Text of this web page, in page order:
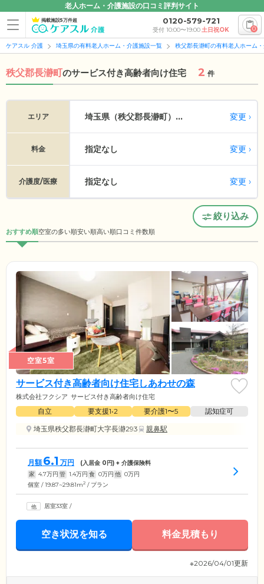
老人ホーム・介護施設の口コミ評判サイト
掲載施設5万件超 0120-579-721
受付 10:00〜19:00土日祝OK 0
ケアスル 介護 埼玉県の有料老人ホーム・介護施設一覧 秩父郡長瀞町の有料老人ホーム
秩父郡長瀞町のサービス付き高齢者向け住宅 2 件
エリア 埼玉県（秩父郡長瀞町）... 変更
料金 指定なし 変更
介護度/医療 指定なし 変更
絞り込み
おすすめ順空室の多い順安い順高い順口コミ件数順
空室5室
サービス付き高齢者向け住宅しあわせの森
株式会社フクシア サービス付き高齢者向け住宅
自立 要支援1•2 要介護1〜5
認知症可
埼玉県秩父郡長瀞町大字長瀞293
親鼻駅
月額 6.1 万円 (入居金 0円) + 介護保険料
家 4.7万円 管 1.4万円 食 0万円 他 0万円
個室 / 19.87~29.81m2 / プラン
居室33室 /
空き状況を知る 料金見積もり
※2026/04/01更新